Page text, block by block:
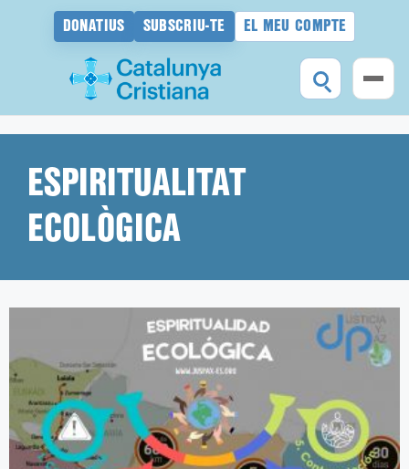
DONATIUS SUBSCRIU-TE EL MEU COMPTE
contingutESPIRITUALITAT
ECOLÒGICA